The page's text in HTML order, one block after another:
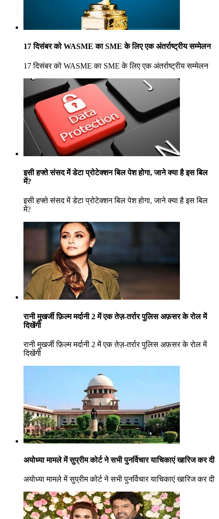
17 दिसंबर को WASME का SME के लिए एक अंतर्राष्ट्रीय सम्मेलन
17 दिसंबर को WASME का SME के लिए एक अंतर्राष्ट्रीय सम्मेलन
इसी हफ्ते संसद में डेटा प्रोटेक्शन बिल पेश होगा, जाने क्या है इस बिल
में?
इसी हफ्ते संसद में डेटा प्रोटेक्शन बिल पेश होगा, जाने क्या है इस बिल
में?
रानी मुखर्जी फ़िल्म मर्दानी 2 में एक तेज़-तर्रार पुलिस अफ़सर के रोल में
दिखेंगी
रानी मुखर्जी फ़िल्म मर्दानी 2 में एक तेज़-तर्रार पुलिस अफ़सर के रोल में
दिखेंगी
अयोध्या मामले में सुप्रीम कोर्ट ने सभी पुनर्विचार याचिकाएं खारिज कर दी
अयोध्या मामले में सुप्रीम कोर्ट ने सभी पुनर्विचार याचिकाएं खारिज कर दी